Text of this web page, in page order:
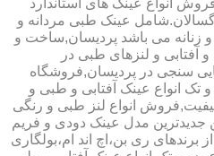
عینک طبی مردانه و
و زنانه می باشد پردیسان,ساخت و
و لنزهای طبی در
سنجی در پردیسان,فروشگاه
انواع عینک آفتابی و طبی و
انواع لنز طبی و رنگی
جدیدترین مدل عینک دودی و فریم
برندهای ری بن،اچ اند ام،بولگاری